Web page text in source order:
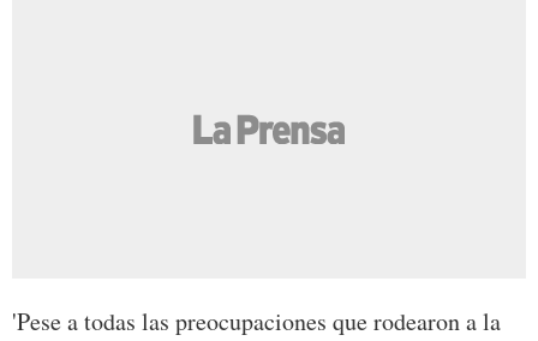
'Pese a todas las preocupaciones que rodearon a la